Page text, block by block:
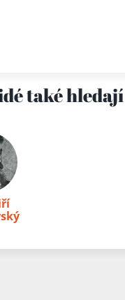
také hledají